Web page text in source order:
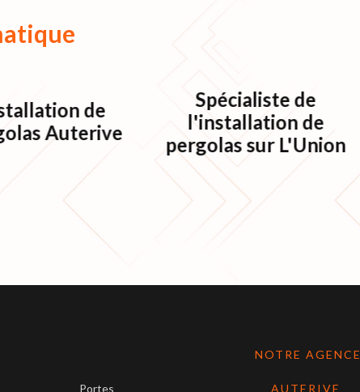
de
Auterive
Spécialiste de
l'installation de
pergolas sur L'Union
Portes
NOTRE AGENCE
AUTERIVE